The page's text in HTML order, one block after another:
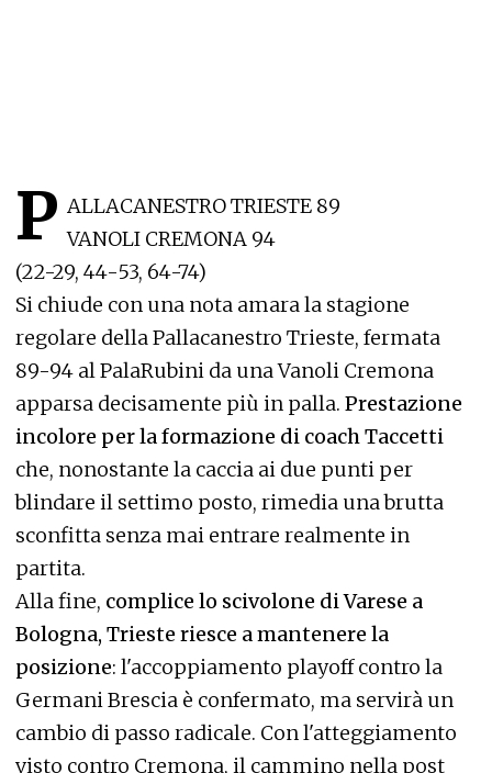
P ALLACANESTRO TRIESTE 89
VANOLI CREMONA 94
(22-29, 44-53, 64-74)
Si chiude con una nota amara la stagione
regolare della Pallacanestro Trieste, fermata
89-94 al PalaRubini da una Vanoli Cremona
apparsa decisamente più in palla. Prestazione
incolore per la formazione di coach Taccetti
che, nonostante la caccia ai due punti per
blindare il settimo posto, rimedia una brutta
sconfitta senza mai entrare realmente in
partita.
Alla fine, complice lo scivolone di Varese a
Bologna, Trieste riesce a mantenere la
posizione: l'accoppiamento playoff contro la
Germani Brescia è confermato, ma servirà un
cambio di passo radicale. Con l'atteggiamento
visto contro Cremona, il cammino nella post